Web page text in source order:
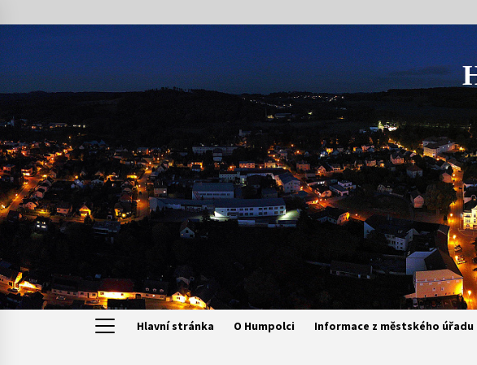
to
content
Hlavní stránka O Humpolci Informace z městského úřadu